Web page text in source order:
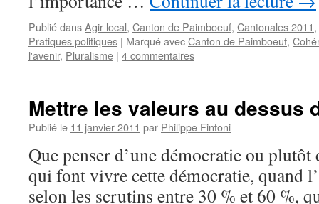
Publié dansAgir local, Canton de Paimboeuf, Cantonales 2011,
Pratiques politiques | Marqué avecCanton de Paimboeuf,
l'avenir, Pluralisme | 4 commentaires
Mettre les valeurs au dessus
Publié le 11 janvier 2011 par Philippe Fintoni
Que penser d’une démocratie ou
qui font vivre cette démocratie, quand
selon les scrutins entre 30 % et 60 %,